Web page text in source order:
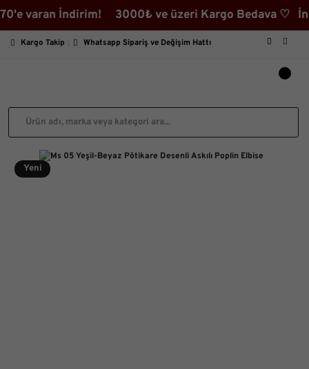
İndirim! 3000₺ ve üzeri Kargo Bedava ♡
Kargo Takip Whatsapp Sipariş ve Değişim Hattı
Yeni